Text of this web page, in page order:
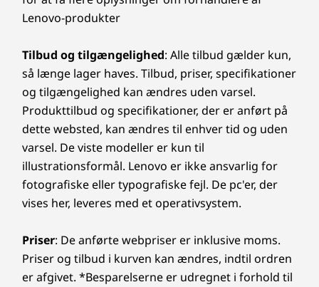
Tastatur
Ekstraudstyr: Gaming med 4-zone RGB-
baggrundsbelysning
Lyd
2 x 2 W stereohøjttalere
Nahimic Audio til gamere
Forbindelse
Intel®WiFi 6 (802.11 ax)
Bluetooth® 5.0
Kamera:
720p HD
Dæksel til at lukke af for webkameraet
Lenovo-produkter
Tilbud og tilgængelighed: Alle tilbud gælder kun,
så længe lager haves. Tilbud, priser, specifikationer
og tilgængelighed kan ændres uden varsel.
Produkttilbud og specifikationer, der er anført på
dette websted, kan ændres til enhver tid og uden
varsel. De viste modeller er kun til
illustrationsformål. Lenovo er ikke ansvarlig for
fotografiske eller typografiske fejl. De pc'er, der
vises her, leveres med et operativsystem.
Priser: De anførte webpriser er inklusive moms.
Priser og tilbud i kurven kan ændres, indtil ordren
er afgivet. *Besparelserne er udregnet i forhold til